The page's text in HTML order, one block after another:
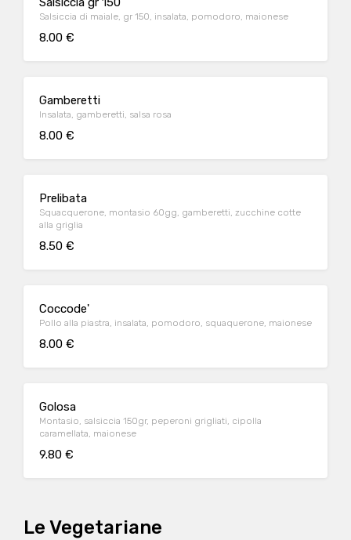
Salsiccia di maiale, gr 150, insalata, pomodoro, maionese
8.00 €
Gamberetti
Insalata, gamberetti, salsa rosa
8.00 €
Prelibata
Squacquerone, montasio 60gg, gamberetti, zucchine cotte
alla griglia
8.50 €
Coccode'
Pollo alla piastra, insalata, pomodoro, squaquerone, maionese
8.00 €
Golosa
Montasio, salsiccia 150gr, peperoni grigliati, cipolla
caramellata, maionese
9.80 €
Le Vegetariane